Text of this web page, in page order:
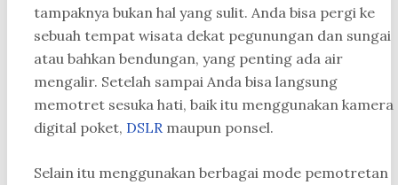
tampaknya bukan hal yang sulit. Anda bisa pergi ke
sebuah tempat wisata dekat pegunungan dan sungai
atau bahkan bendungan, yang penting ada air
mengalir. Setelah sampai Anda bisa langsung
memotret sesuka hati, baik itu menggunakan kamera
digital poket, DSLR maupun ponsel.
Selain itu menggunakan berbagai mode pemotretan